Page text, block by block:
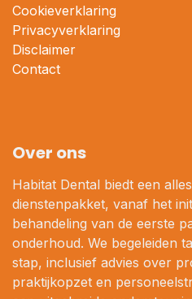
Cookieverklaring
Privacyverklaring
Disclaimer
Contact
Over ons
Habitat Dental biedt een
dienstenpakket, vanaf het
behandeling van de eerste
onderhoud. We begeleiden
stap, inclusief advies over
praktijkopzet en